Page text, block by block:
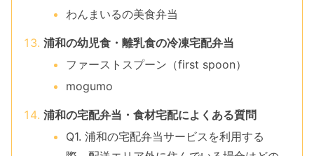
わんまいるの美食弁当
浦和の幼児食・離乳食の冷凍宅配弁当
ファーストスプーン（first spoon）
mogumo
浦和の宅配弁当・食材宅配によくある質問
Q1. 浦和の宅配弁当サービスを利用する